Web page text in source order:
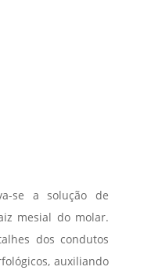
se a solução de
mesial do molar.
dos condutos
auxiliando